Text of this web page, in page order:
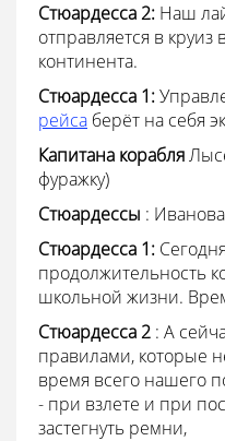
Стюардесса2: Наш
отправляется в круиз
континента.
Стюардесса 1:
рейса берёт на себя
Капитана корабля
фуражку)
Стюардессы :
Стюардесса 1:
продолжительность
школьной жизни.
Стюардесса2 : А
правилами, которые
время всего нашего
- при взлете и при
застегнуть ремни,